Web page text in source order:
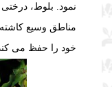
نمود. بلوط،
مناطق وسیع
خود را حفظ می